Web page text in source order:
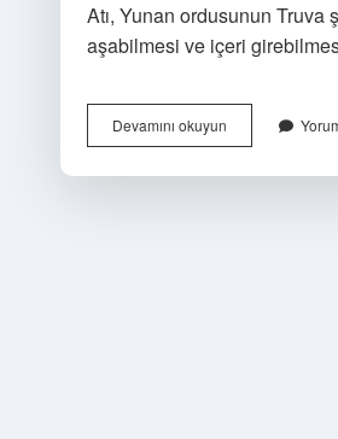
Atı, Yunan ordusunun Truva
aşabilmesi ve içeri
Devamını okuyunTruva
Şu